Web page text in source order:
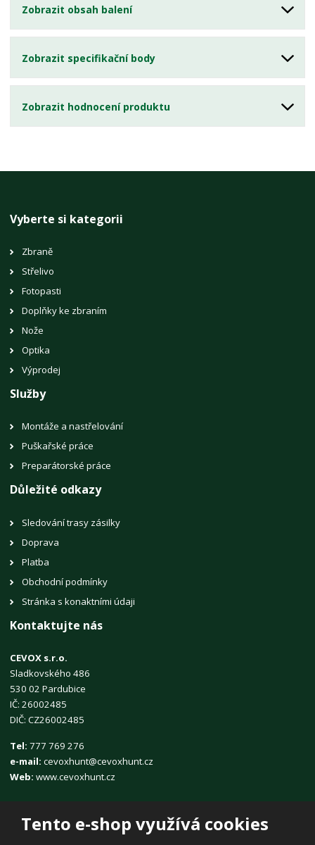
Tento e-shop využívá cookies
Zobrazit obsah balení
Zobrazit specifikační body
Zobrazit hodnocení produktu
Vyberte si kategorii
Zbraně
Střelivo
Fotopasti
Doplňky ke zbraním
Nože
Optika
Výprodej
Služby
Montáže a nastřelování
Puškařské práce
Preparátorské práce
Důležité odkazy
Sledování trasy zásilky
Doprava
Platba
Obchodní podmínky
Stránka s konaktními údaji
Kontaktujte nás
CEVOX s.r.o.
Sladkovského 486
530 02 Pardubice
IČ: 26002485
DIČ: CZ26002485
Tel:777 769 276
e-mail: cevoxhunt@cevoxhunt.cz
Web: www.cevoxhunt.cz